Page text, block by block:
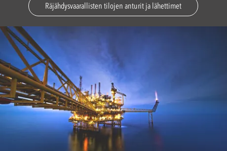
Räjähdysvaarallisten tilojen anturit ja lähettimet